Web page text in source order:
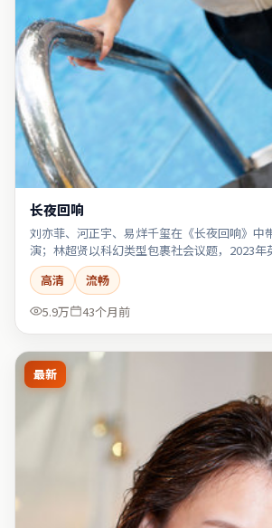
长夜回响
刘亦菲、河正宇、易烊千玺在《长夜回响》中
演；林超贤以科幻类型包裹社会议题，2023年
高清
流畅
5.9万
43个月前
最新